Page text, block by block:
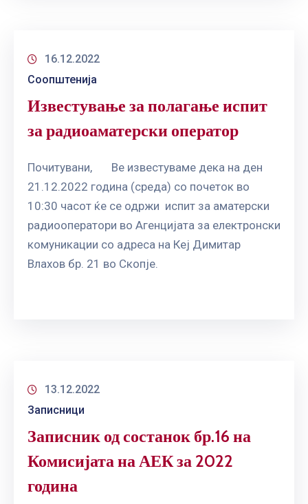
16.12.2022
Соопштенија
Известување за полагање испит
за радиоаматерски оператор
Почитувани, Ве известуваме дека на ден
21.12.2022 година (среда) со почеток во
10:30 часот ќе се одржи испит за аматерски
радиооператори во Агенцијата за електронски
комуникации со адреса на Кеј Димитар
Влахов бр. 21 во Скопје.
13.12.2022
Записници
Записник од состанок бр.16 на
Комисијата на АЕК за 2022
година